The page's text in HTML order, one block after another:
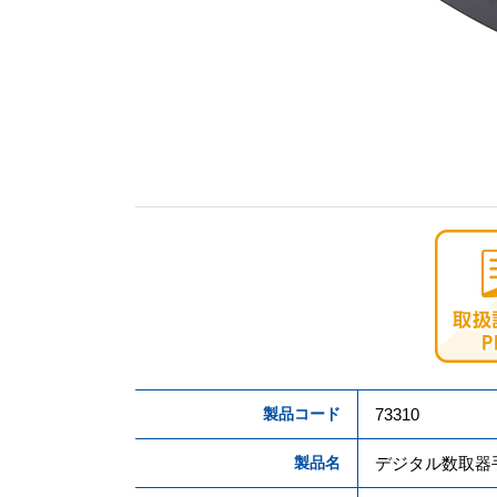
製品コード 73310
製品名 デジタル数取器